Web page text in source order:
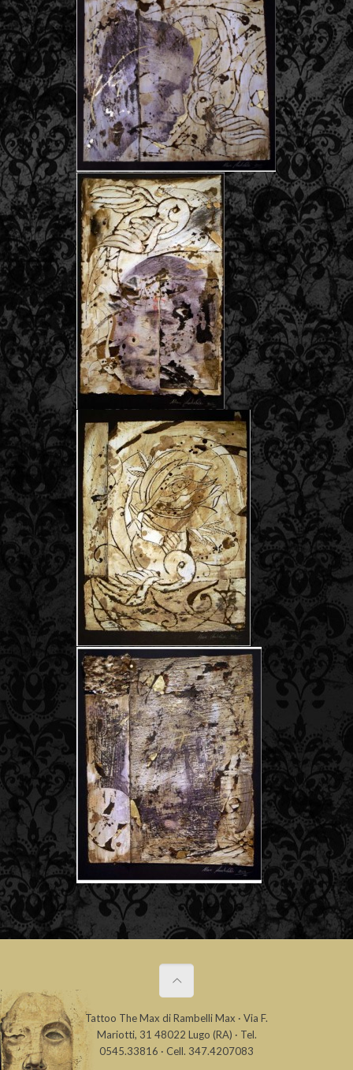
Tattoo The Max di Rambelli Max · Via F.
Mariotti, 31 48022 Lugo (RA) · Tel.
0545.33816 · Cell. 347.4207083